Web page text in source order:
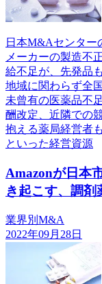
日本M&Aセンター
メーカーの製造不
給不足が、先発品
地域に関わらず全
未曾有の医薬品不
酬改定、近隣での
抱える薬局経営者
といった経営資源
Amazonが日本
き起こす、調
業界別M&A
2022年09月28日